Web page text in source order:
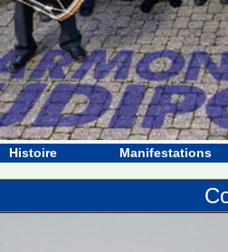
Histoire Manifestations